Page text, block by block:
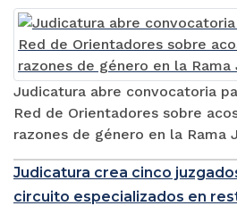
Judicatura abre convocatoria
Red de Orientadores sobre
razones de género en la Rama
Judicatura crea cinco
circuito especializados en